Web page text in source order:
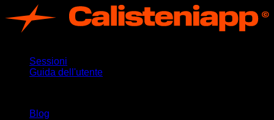
Sessioni
Guida dell'utente
Blog